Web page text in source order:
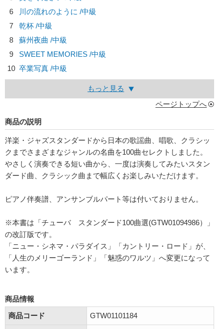
6
川の流れのように /中級
7
乾杯 /中級
8
蘇州夜曲 /中級
9
SWEET MEMORIES /中級
10 卒業写真 /中級
もっと見る
ページトップへ
商品の説明
洋楽・ジャズスタンダードから日本の歌謡曲、唱歌、クラシッ
クまでさまざまなジャンルの名曲を100曲セレクトしました。
やさしく演奏できる短い曲から、一度は演奏してみたいスタン
ダード曲、クラシック曲まで幅広くお楽しみいただけます。
ピアノ伴奏譜、アンサンブルパート等は付いておりません。
※本書は「チューバ スタンダード100曲選(GTW01094986）」
の改訂版です。
「ニュー・シネマ・パラダイス」「カントリー・ロード」が、
「人生のメリーゴーランド」「魅惑のワルツ」へ変更になって
います。
商品情報
商品コード
GTW01101184